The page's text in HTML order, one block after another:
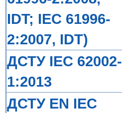
IDT; IEC 61996-
2:2007, IDT)
ДСТУ IEC 62002-
1:2013
ДСТУ EN IEC